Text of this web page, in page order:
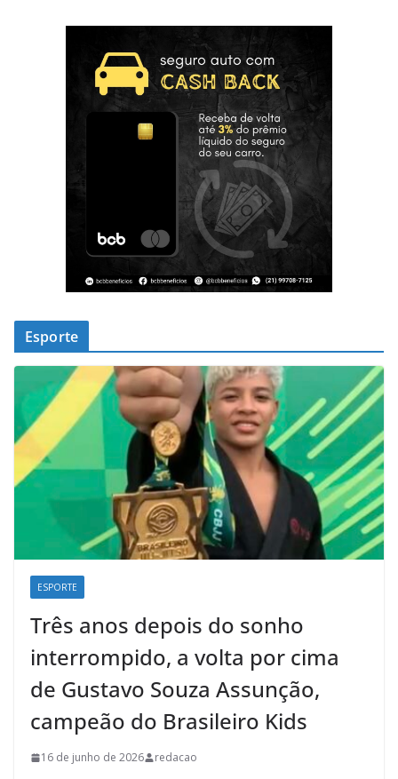
Esporte
ESPORTE
Três anos depois do sonho
interrompido, a volta por cima
de Gustavo Souza Assunção,
campeão do Brasileiro Kids
16 de junho de 2026 redacao